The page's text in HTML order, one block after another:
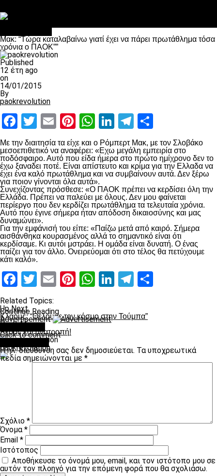
Μακ: “Tώρα καταλαβαίνω γιατί έχει να πάρει πρωτάθλημα τόσα
χρόνια ο ΠΑΟΚ””
Published
12 έτη ago
on
14/01/2015
By
paokrevolution
Facebook
Twitter
EmailPinterest
WhatsApp
LinkedIn
Telegram
Με την διαιτησία τα είχε και ο Ρόμπερτ Μακ, με τον Σλοβάκο
μεσοεπιθετικό να αναφέρει: «Εχω μεγάλη εμπειρία στο
ποδόσφαιρο. Αυτό που είδα ήμερα στο πρώτο ημίχρονο δεν το
έχω ξαναδει ποτέ. Είναι απίστευτο και κρίμα για την Ελλαδα να
έχει ένα καλό πρωτάθλημα και να συμβαίνουν αυτά. Δεν ξέρω
για ποιον γίνονται όλα αυτά».
Συνεχίζοντας πρόσθεσε: «Ο ΠΑΟΚ πρέπει να κερδίσει όλη την
Ελλάδα. Πρέπει να παλεύει με όλους. Δεν μου φαίνεται
περίεργο που δεν κερδίζει πρωτάθλημα τα τελευταία χρόνια.
Αυτό που έγινε σήμερα ήταν απόδοση δικαιοσύνης και μας
δυναμώνει».
Για την εμφάνισή του είπε: «Παίζω μετά από καιρό. Σήμερα
αισθάνθηκα κουρασμένος αλλά το σημαντικό είναι ότι
κερδίσαμε. Κι αυτόι μστράει. Η ομάδα είναι δυνατή. Ο ένας
παίζει για τον άλλο. Ονειρεύομαι ότι στο τέλος θα πετύχουμε
κάτι καλό».
Facebook
Twitter
EmailPinterest
WhatsApp
LinkedIn
Telegram
Related Topics:
Up Next
Κλάους: “Θέλουμε τον κόσμο στην Τούμπα”
Don't Miss
Δέδας και ανατροπή!
paokrevolution
Continue Reading
Advertisement
Click to comment
Η ηλ. διεύθυνση σας δεν δημοσιεύεται. Τα υποχρεωτικά
πεδία σημειώνονται με *
Σχόλιο *
Όνομα*
Email *
Ιστότοπος
Αποθήκευσε το όνομά μου, email, και τον ιστότοπο μου σε
αυτόν τον πλοηγό για την επόμενη φορά που θα σχολιάσω.